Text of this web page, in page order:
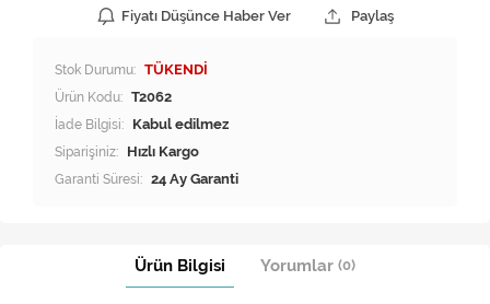
Fiyatı Düşünce Haber Ver
Paylaş
Stok Durumu: TÜKENDİ
Ürün Kodu: T2062
İade Bilgisi:
Siparişiniz: Hızlı Kargo
Garanti Süresi: 24 Ay Garanti
Ürün Bilgisi Yorumlar (0)